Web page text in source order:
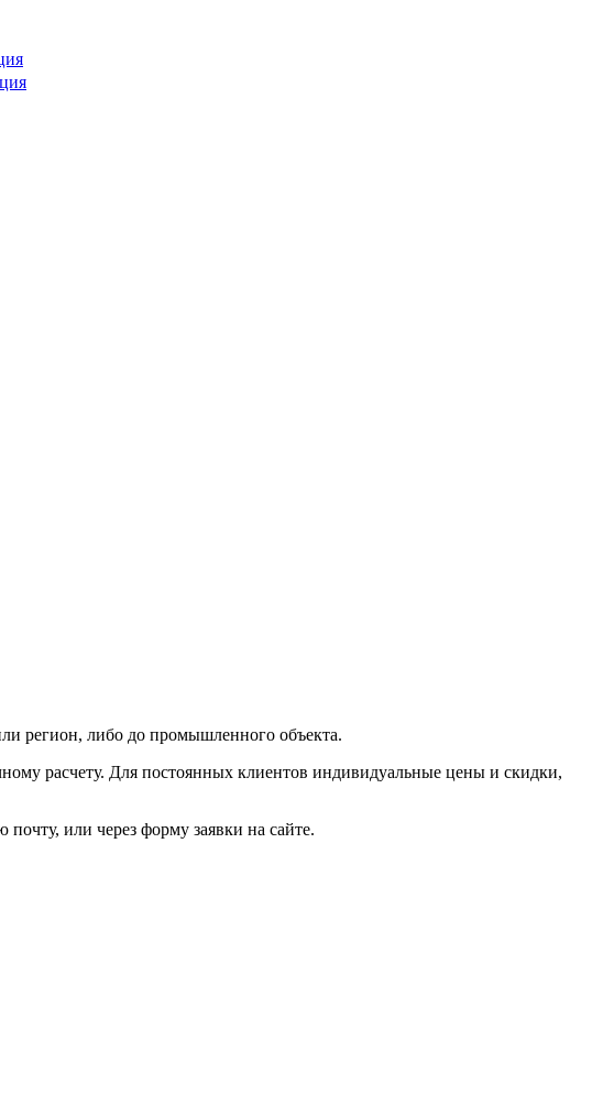
регион, либо до промышленного объекта.
расчету. Для постоянных клиентов индивидуальные цены и скидки,
или через форму заявки на сайте.